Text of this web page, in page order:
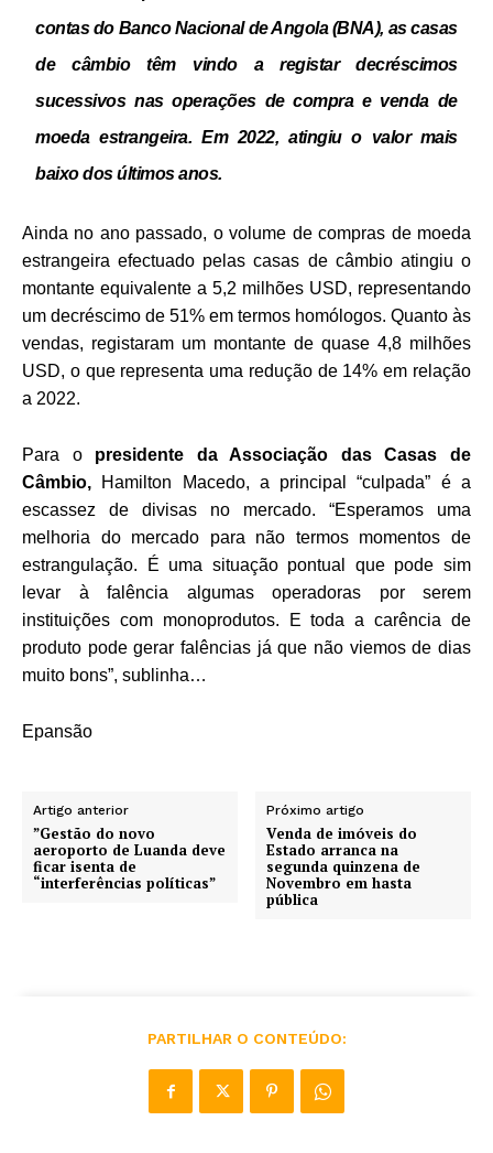
contas do Banco Nacional de Angola (BNA), as casas
de câmbio têm vindo a registar decréscimos
sucessivos nas operações de compra e venda de
moeda estrangeira.Em 2022, atingiu o valor mais
baixo dos últimos anos.
Ainda no ano passado, o volume de compras de moeda
estrangeira efectuado pelas casas de câmbio atingiu o
montante equivalente a 5,2 milhões USD, representando
um decréscimo de 51% em termos homólogos. Quanto às
vendas, registaram um montante de quase 4,8 milhões
USD, o que representa uma redução de 14% em relação
a 2022.
Para o presidente da Associação das Casas de
Câmbio, Hamilton Macedo, a principal “culpada” é a
escassez de divisas no mercado. “Esperamos uma
melhoria do mercado para não termos momentos de
estrangulação. É uma situação pontual que pode sim
levar à falência algumas operadoras por serem
instituições com monoprodutos. E toda a carência de
produto pode gerar falências já que não viemos de dias
muito bons”, sublinha…
Epansão
Artigo anterior
”Gestão do novo
aeroporto de Luanda deve
ficar isenta de
“interferências políticas”
Próximo artigo
Venda de imóveis do
Estado arranca na
segunda quinzena de
Novembro em hasta
pública
PARTILHAR O CONTEÚDO: